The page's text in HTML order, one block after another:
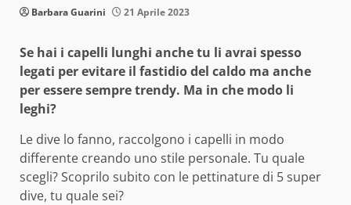
Barbara Guarini 21 Aprile 2023
Se hai i capelli lunghi anche tu li avrai spesso
legati per evitare il fastidio del caldo ma anche
per essere sempre trendy. Ma in che modo li
leghi?
Le dive lo fanno, raccolgono i capelli in modo
differente creando uno stile personale. Tu quale
scegli? Scoprilo subito con le pettinature di 5 super
dive, tu quale sei?